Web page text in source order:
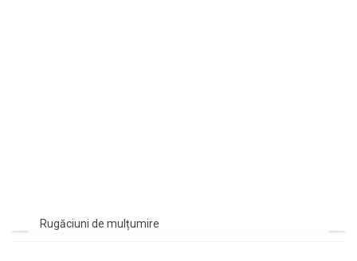
Rugăciuni de mulțumire